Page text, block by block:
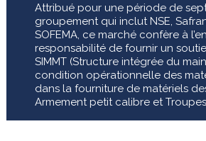
Attribué pour une période de
groupement qui inclut NSE,
SOFEMA, ce marché confère à
responsabilité de fournir un
SIMMT (Structure intégrée du
condition opérationnelle des
dans la fourniture de matériels
Armement petit calibre et